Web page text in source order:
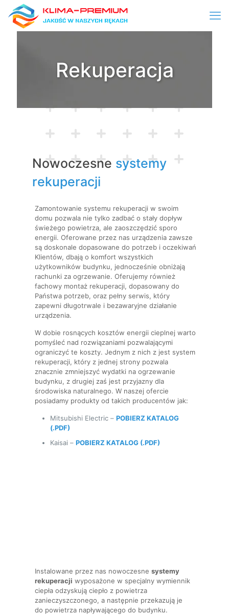
Rekuperacja
Nowoczesne systemy
rekuperacji
Zamontowanie systemu rekuperacji w swoim
domu pozwala nie tylko zadbać o stały dopływ
świeżego powietrza, ale zaoszczędzić sporo
energii. Oferowane przez nas urządzenia zawsze
są doskonale dopasowane do potrzeb i oczekiwań
Klientów, dbają o komfort wszystkich
użytkowników budynku, jednocześnie obniżają
rachunki za ogrzewanie. Oferujemy również
fachowy montaż rekuperacji, dopasowany do
Państwa potrzeb, oraz pełny serwis, który
zapewni długotrwale i bezawaryjne działanie
urządzenia.
W dobie rosnących kosztów energii cieplnej warto
pomyśleć nad rozwiązaniami pozwalającymi
ograniczyć te koszty. Jednym z nich z jest system
rekuperacji, który z jednej strony pozwala
znacznie zmniejszyć wydatki na ogrzewanie
budynku, z drugiej zaś jest przyjazny dla
środowiska naturalnego. W naszej ofercie
posiadamy produkty od takich producentów jak:
Mitsubishi Electric – POBIERZ KATALOG
(.PDF)
Kaisai – POBIERZ KATALOG (.PDF)
Instalowane przez nas nowoczesne systemy
rekuperacji wyposażone w specjalny wymiennik
ciepła odzyskują ciepło z powietrza
zanieczyszczonego, a następnie przekazują je
do powietrza napływającego do budynku.